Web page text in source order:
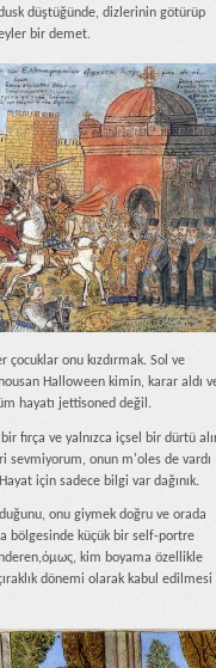
düştüğünde, dizlerinin götürüp
bir demet.
onu kızdırmak. Sol ve
Halloween kimin, karar aldı
hayatı jettisoned değil.
fırça ve yalnızca içsel bir dürtü
sevmiyorum, onun m'oles de vardı
için sadece bilgi var dağınık.
onu giymek doğru ve orada
bölgesinde küçük bir self-portre
kim boyama özellikle
dönemi olarak kabul edilmesi